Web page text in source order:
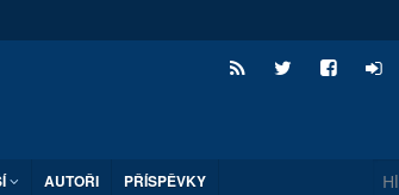
AUTOŘI PŘÍSPĚVKY